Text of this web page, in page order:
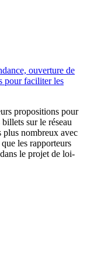
ouverture de
pour faciliter les
propositions pour
sur le réseau
plus nombreux avec
les rapporteurs
le projet de loi-